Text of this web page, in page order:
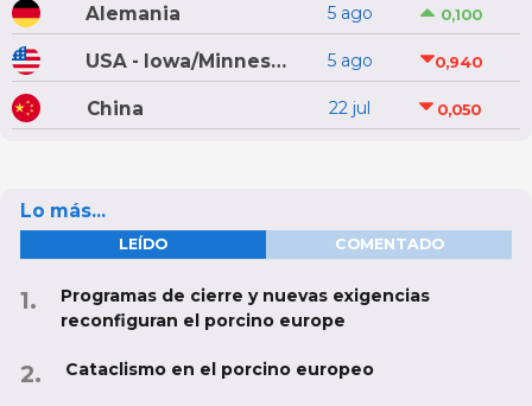
Alemania 5 ago 0,100
USA - Iowa/Minnesota 5 ago 0,940
China 22 jul 0,050
Lo más...
LEÍDO COMENTADO
Programas de cierre y nuevas exigencias
reconfiguran el porcino europe
Cataclismo en el porcino europeo